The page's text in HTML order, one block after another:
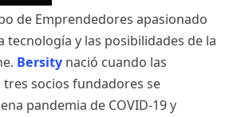
de Emprendedores apasionado
tecnología y las posibilidades de la
Bersity nació cuando las
tres socios fundadores se
pandemia de COVID-19 y